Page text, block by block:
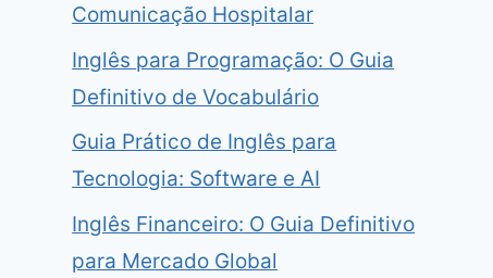
Comunicação Hospitalar
Inglês para Programação: O Guia
Definitivo de Vocabulário
Guia Prático de Inglês para
Tecnologia: Software e AI
Inglês Financeiro: O Guia Definitivo
para Mercado Global